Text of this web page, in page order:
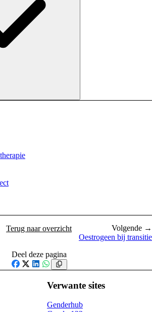
Terug naar overzicht
Volgende →
Oestrogeen bij transitie
Deel deze pagina
Facebook
X LinkedIn
WhatsApp
Verwante sites
Genderhub